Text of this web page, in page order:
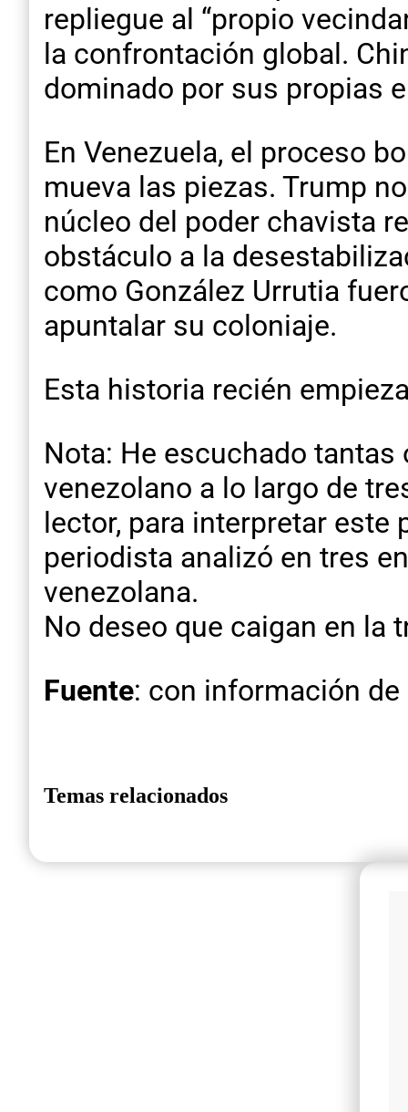
repliegue al “propio
la confrontación global.
dominado por sus propias
En Venezuela, el proceso
mueva las piezas. Trump
núcleo del poder chavista
obstáculo a la
como González Urrutia
apuntalar su coloniaje.
Esta historia recién
Nota: He escuchado
venezolano a lo largo de
lector, para interpretar este
periodista analizó en tres
venezolana.
No deseo que caigan en la
Fuente: con información de
Temas relacionados